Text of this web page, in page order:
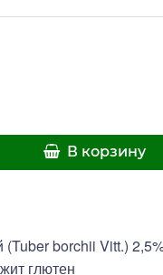
В корзину
borchii Vitt.)
глютен